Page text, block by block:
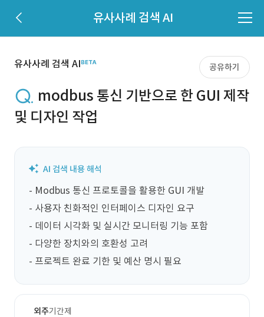
유사사례 검색 AI
유사사례 검색 AI 공유하기
modbus 통신 기반으로 한 GUI 제작
및 디자인 작업
- Modbus 통신 프로토콜을 활용한 GUI 개발
- 사용자 친화적인 인터페이스 디자인 요구
- 데이터 시각화 및 실시간 모니터링 기능 포함
- 다양한 장치와의 호환성 고려
- 프로젝트 완료 기한 및 예산 명시 필요
외주기간제